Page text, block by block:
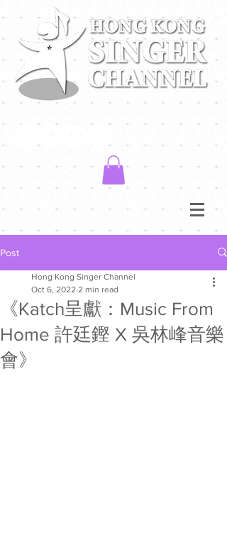
Post
《Katch呈獻：Music From
Home 許廷鏗 X 吳林峰音樂
會》
Hong Kong Singer Channel
Oct 6, 2022 2 min read